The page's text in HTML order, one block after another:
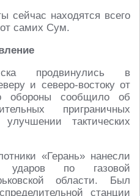
сейчас находятся всего
от самих Сум.
продвинулись в
и северо-востоку от
обороны сообщило об
приграничных
тактических
«Герань» нанесли
ударов по газовой
области. Был
станции